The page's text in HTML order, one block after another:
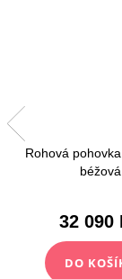
Rohová
béžová
32 090
DO